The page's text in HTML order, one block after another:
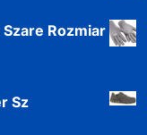
Rozmiar
Sz